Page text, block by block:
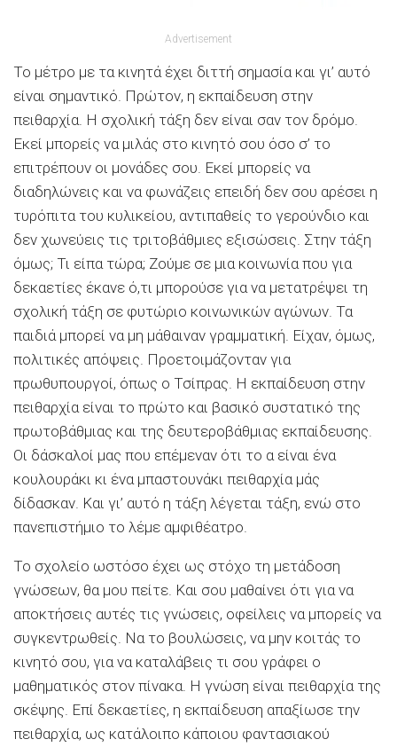
Advertisement
Το μέτρο με τα κινητά έχει διττή σημασία και γι’ αυτό
είναι σημαντικό. Πρώτον, η εκπαίδευση στην
πειθαρχία. Η σχολική τάξη δεν είναι σαν τον δρόμο.
Εκεί μπορείς να μιλάς στο κινητό σου όσο σ’ το
επιτρέπουν οι μονάδες σου. Εκεί μπορείς να
διαδηλώνεις και να φωνάζεις επειδή δεν σου αρέσει η
τυρόπιτα του κυλικείου, αντιπαθείς το γερούνδιο και
δεν χωνεύεις τις τριτοβάθμιες εξισώσεις. Στην τάξη
όμως; Τι είπα τώρα; Ζούμε σε μια κοινωνία που για
δεκαετίες έκανε ό,τι μπορούσε για να μετατρέψει τη
σχολική τάξη σε φυτώριο κοινωνικών αγώνων. Τα
παιδιά μπορεί να μη μάθαιναν γραμματική. Είχαν, όμως,
πολιτικές απόψεις. Προετοιμάζονταν για
πρωθυπουργοί, όπως ο Τσίπρας. Η εκπαίδευση στην
πειθαρχία είναι το πρώτο και βασικό συστατικό της
πρωτοβάθμιας και της δευτεροβάθμιας εκπαίδευσης.
Οι δάσκαλοί μας που επέμεναν ότι το α είναι ένα
κουλουράκι κι ένα μπαστουνάκι πειθαρχία μάς
δίδασκαν. Και γι’ αυτό η τάξη λέγεται τάξη, ενώ στο
πανεπιστήμιο το λέμε αμφιθέατρο.
Το σχολείο ωστόσο έχει ως στόχο τη μετάδοση
γνώσεων, θα μου πείτε. Και σου μαθαίνει ότι για να
αποκτήσεις αυτές τις γνώσεις, οφείλεις να μπορείς να
συγκεντρωθείς. Να το βουλώσεις, να μην κοιτάς το
κινητό σου, για να καταλάβεις τι σου γράφει ο
μαθηματικός στον πίνακα. Η γνώση είναι πειθαρχία της
σκέψης. Επί δεκαετίες, η εκπαίδευση απαξίωσε την
πειθαρχία, ως κατάλοιπο κάποιου φαντασιακού